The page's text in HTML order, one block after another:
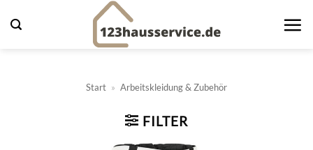
Inhalt
Start » Arbeitskleidung & Zubehör
FILTER